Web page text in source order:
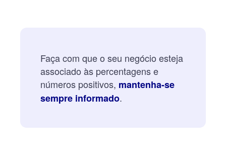
Faça com que o seu negócio esteja
associado às percentagens e
números positivos, mantenha-se
sempre informado.